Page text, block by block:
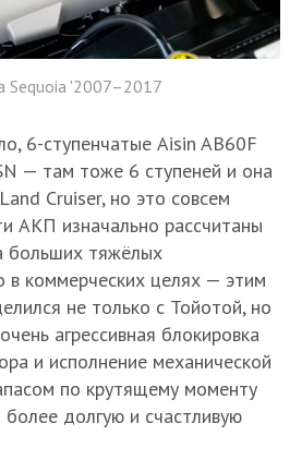
Sequoia '2007–2017
6-ступенчатые Aisin AB60F
— там тоже 6 ступеней и она
Cruiser, но это совсем
АКП изначально рассчитаны
больших тяжёлых
в коммерческих целях — этим
не только с Тойотой, но
агрессивная блокировка
и исполнение механической
по крутящему моменту
долгую и счастливую